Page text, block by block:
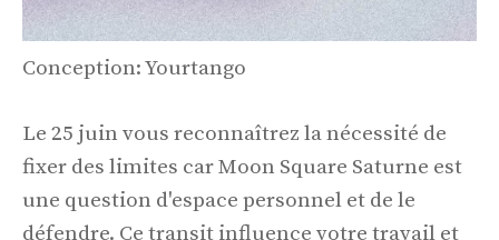
Conception: Yourtango
Le 25 juin vous reconnaîtrez la nécessité de
fixer des limites car Moon Square Saturne est
une question d'espace personnel et de le
défendre. Ce transit influence votre travail et